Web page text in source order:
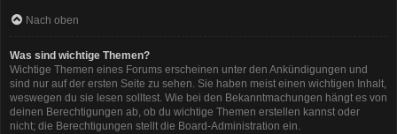
Nach oben
Was sind wichtige Themen?
Wichtige Themen eines Forums erscheinen unter den Ankündigungen und
sind nur auf der ersten Seite zu sehen. Sie haben meist einen wichtigen Inhalt,
weswegen du sie lesen solltest. Wie bei den Bekanntmachungen hängt es von
deinen Berechtigungen ab, ob du wichtige Themen erstellen kannst oder
nicht; die Berechtigungen stellt die Board-Administration ein.